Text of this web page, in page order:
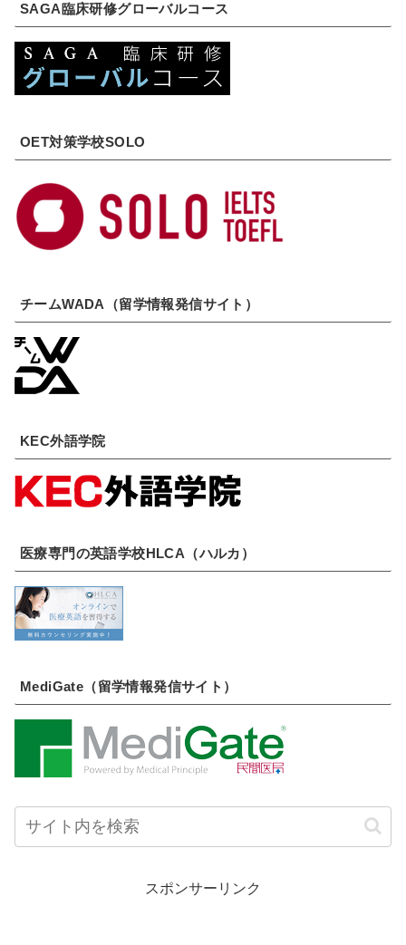
SAGA臨床研修グローバルコース
OET対策学校SOLO
チームWADA（留学情報発信サイト）
KEC外語学院
医療専門の英語学校HLCA（ハルカ）
MediGate（留学情報発信サイト）
スポンサーリンク